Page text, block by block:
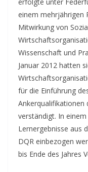
einem mehrjährigen
Mitwirkung von
Wissenschaft und
Januar 2012 hatten
für die Einführung
Ankerqualifikationen
verständigt. In
Lernergebnisse aus
DQR einbezogen
bis Ende des Jahres